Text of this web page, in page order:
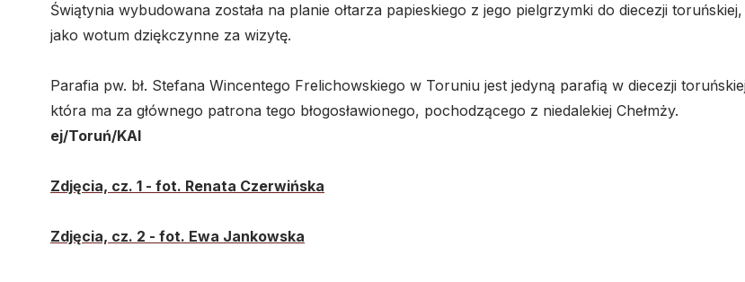
Świątynia wybudowana została na planie ołtarza papieskiego z jego pielgrzymki do diecezji toruńskiej,
jako wotum dziękczynne za wizytę.
Parafia pw. bł. Stefana Wincentego Frelichowskiego w Toruniu jest jedyną parafią w diecezji
która ma za głównego patrona tego błogosławionego, pochodzącego z niedalekiej Chełmży.
ej/Toruń/KAI
Zdjęcia, cz. 1 - fot. Renata Czerwińska
Zdjęcia, cz. 2 - fot. Ewa Jankowska